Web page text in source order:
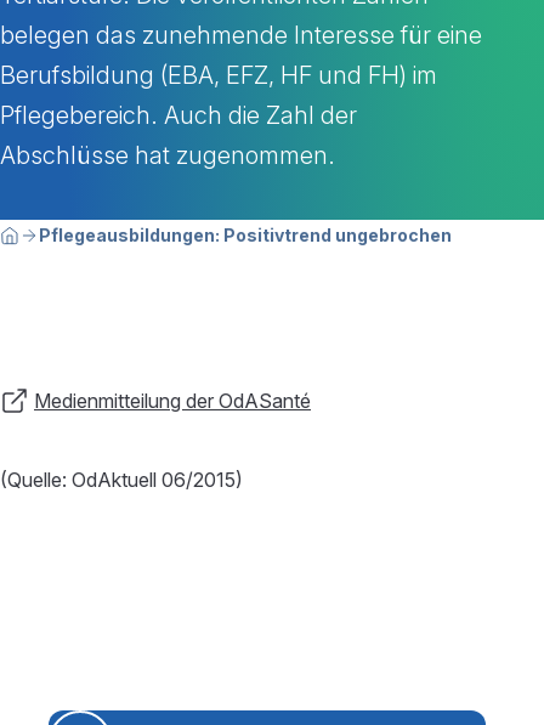
belegen das zunehmende Interesse für eine
Berufsbildung (EBA, EFZ, HF und FH) im
Pflegebereich. Auch die Zahl der
Abschlüsse hat zugenommen.
Breadcrumbnavigation
Sie befinden sich hier:
HomePflegeausbildungen: Positivtrend ungebrochen
Medienmitteilung der OdASanté
(Quelle: OdAktuell 06/2015)